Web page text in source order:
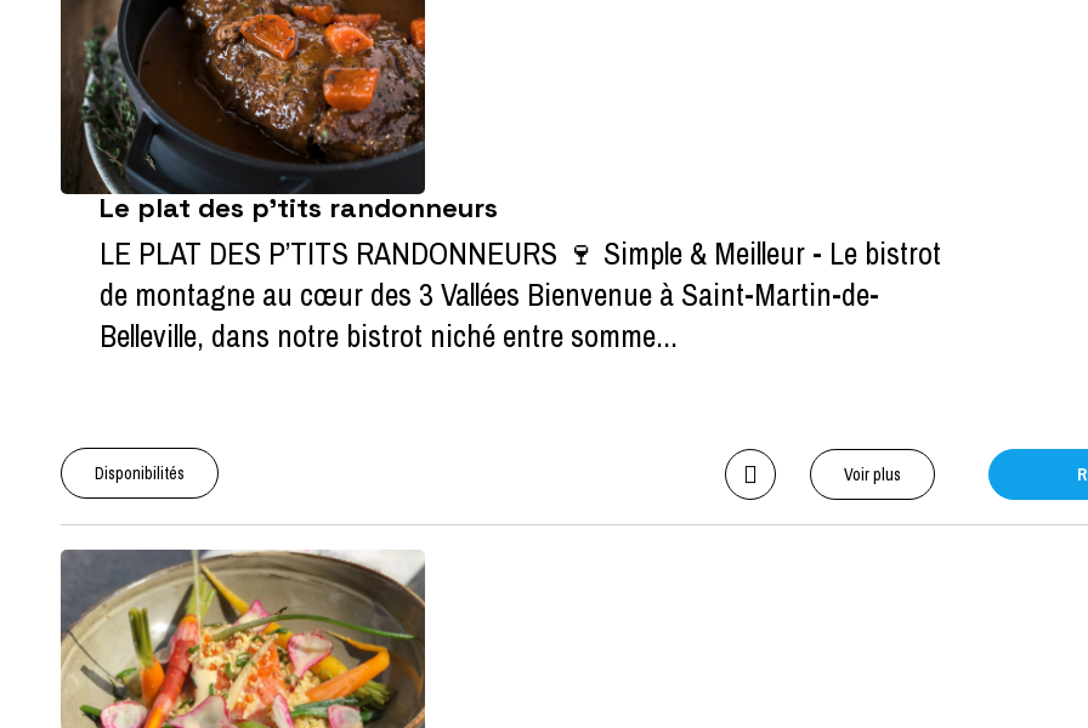
Le plat des p'tits randonneurs
LE PLAT DES P’TITS RANDONNEURS 🍷 Simple & Meilleur - Le bistrot
de montagne au cœur des 3 Vallées Bienvenue à Saint-Martin-de-
Belleville, dans notre bistrot niché entre somme...
Voir plus
Disponibilités